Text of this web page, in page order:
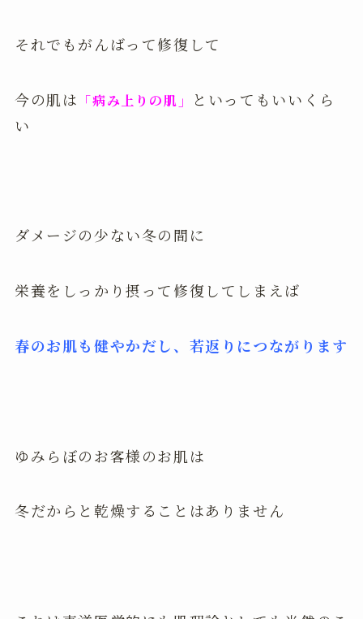
それでもがんばって修復して
今の肌は 「病み上りの肌」
といってもいいくら
い
ダメージの少ない冬の間に
栄養をしっかり摂って修復してしまえば
春のお肌も健やかだし、若返りにつながります
ゆみらぼのお客様のお肌は
冬だからと乾燥することはありません